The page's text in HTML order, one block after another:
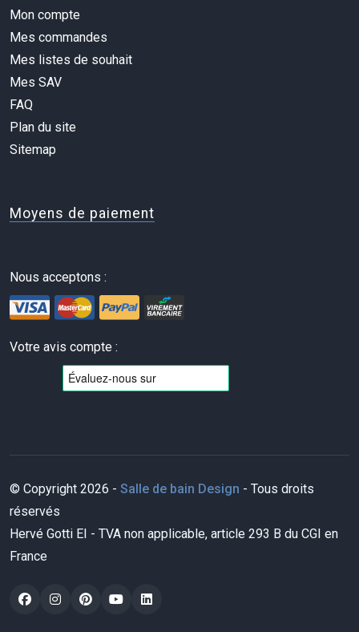
Mon compte
Mes commandes
Mes listes de souhait
Mes SAV
FAQ
Plan du site
Sitemap
Moyens de paiement
Nous acceptons :
Votre avis compte :
© Copyright 2026 - Salle de bain Design - Tous droits
réservés
Hervé Gotti EI - TVA non applicable, article 293 B du CGI en
France